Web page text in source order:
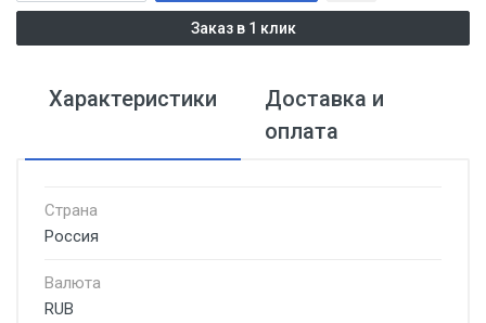
Заказ в 1 клик
Характеристики
Доставка и
оплата
Страна
Россия
Валюта
RUB